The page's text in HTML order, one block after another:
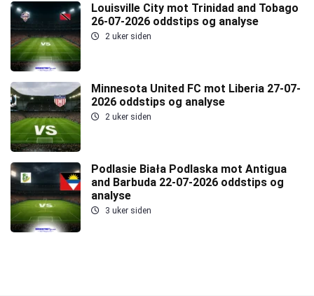
Louisville City mot Trinidad and Tobago
26-07-2026 oddstips og analyse
2 uker siden
Minnesota United FC mot Liberia 27-07-
2026 oddstips og analyse
2 uker siden
Podlasie Biała Podlaska mot Antigua
and Barbuda 22-07-2026 oddstips og
analyse
3 uker siden